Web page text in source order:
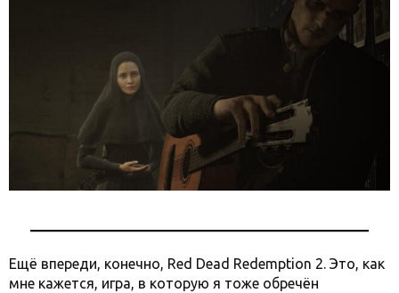
Ещё впереди, конечно, Red Dead Redemption 2. Это, как
мне кажется, игра, в которую я тоже обречён